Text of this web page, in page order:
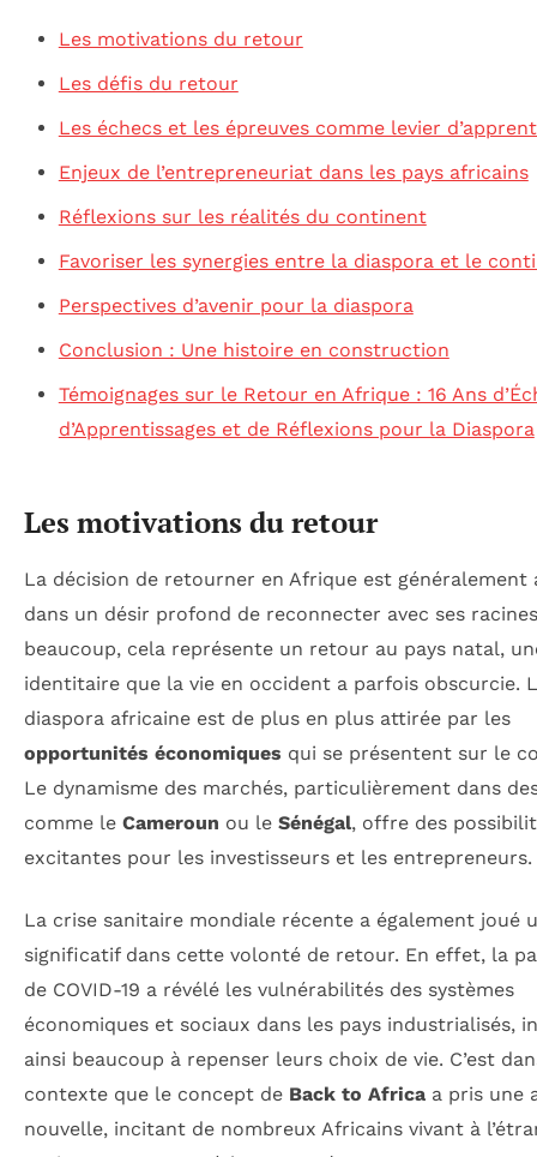
Les motivations du retour
Les défis du retour
Les échecs et les épreuves comme levier
Enjeux de l’entrepreneuriat dans les pays africains
Réflexions sur les réalités du continent
Favoriser les synergies entre la diaspora et le
Perspectives d’avenir pour la diaspora
Conclusion : Une histoire en construction
Témoignages sur le Retour en Afrique : 16 Ans
d’Apprentissages et de Réflexions pour la Diaspora
Les motivations du retour
La décision de retourner en Afrique est généralement
dans un désir profond de reconnecter avec ses
beaucoup, cela représente un retour au pays natal,
identitaire que la vie en occident a parfois obscurcie.
diaspora africaine est de plus en plus attirée par les
opportunités économiques qui se présentent sur le
Le dynamisme des marchés, particulièrement dans
comme le Cameroun ou le Sénégal, offre des
excitantes pour les investisseurs et les entrepreneurs.
La crise sanitaire mondiale récente a également joué
significatif dans cette volonté de retour. En effet, la
de COVID-19 a révélé les vulnérabilités des systèmes
économiques et sociaux dans les pays industrialisés,
ainsi beaucoup à repenser leurs choix de vie. C’est
contexte que le concept de Back to Africa a pris une
nouvelle, incitant de nombreux Africains vivant à